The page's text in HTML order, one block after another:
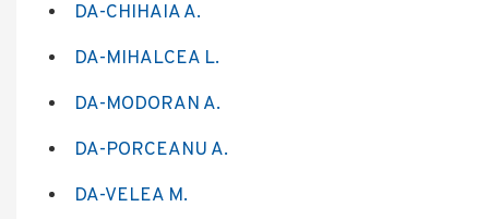
DA-CHIHAIA A.
DA-MIHALCEA L.
DA-MODORAN A.
DA-PORCEANU A.
DA-VELEA M.